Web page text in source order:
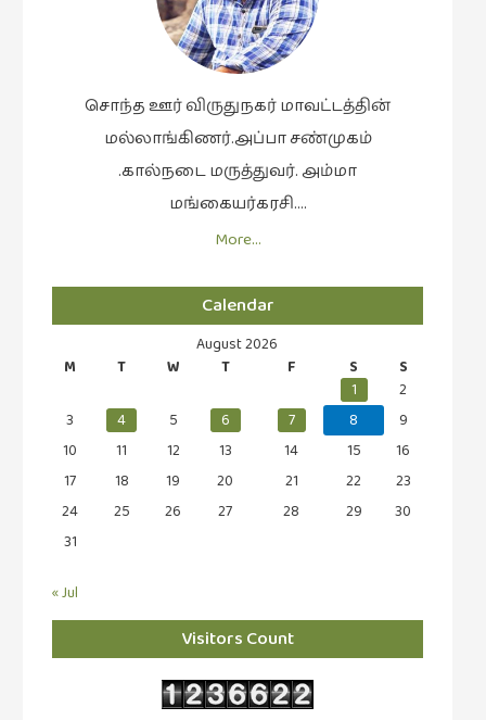
சொந்த ஊர் விருதுநகர் மாவட்டத்தின்
மல்லாங்கிணர்.அப்பா சண்முகம்
.கால்நடை மருத்துவர். அம்மா
மங்கையர்கரசி….
More…
Calendar
August 2026
M
T W T F S
S
1
2
3
4 5 6 7 8
9
10
11 12 13 14 15
16
17
18 19 20 21 22
23
24
25 26 27 28 29
30
31
« Jul
Visitors Count